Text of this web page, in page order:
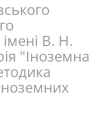
В. Н.
"Іноземна